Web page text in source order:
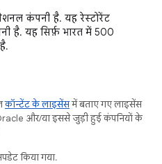
कंपनी है. यह रेस्टोरेंट
है. यह सिर्फ़ भारत में 500
कॉन्टेंट के लाइसेंसमें बताए गए लाइसेंस
और/या इससे जुड़ी हुई कंपनियों के
किया गया.